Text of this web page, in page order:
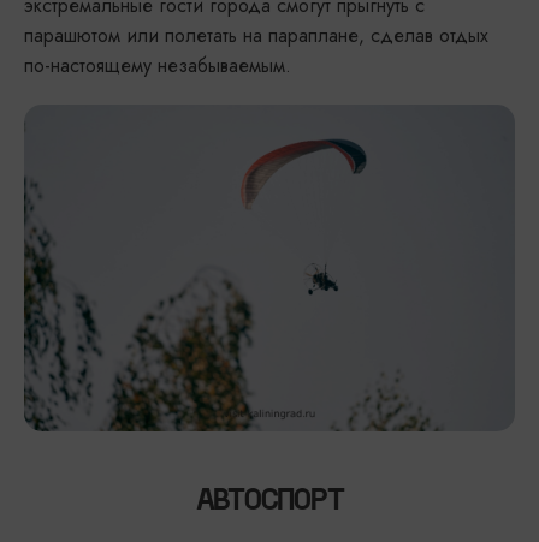
парашютом или полетать на параплане, сделав отдых
по-настоящему незабываемым.
АВТОСПОРТ